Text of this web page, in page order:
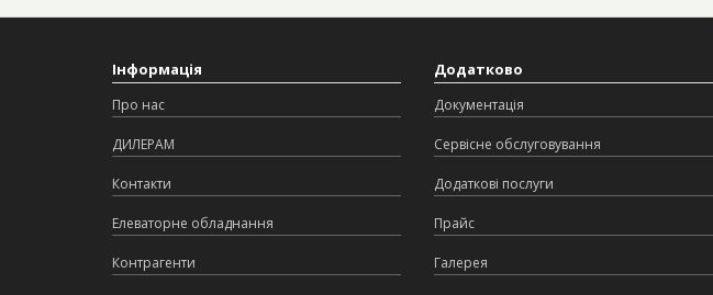
Інформація
Про нас
ДИЛЕРАМ
Контакти
Елеваторне обладнання
Контрагенти
Додатково
Документація
Сервісне обслуговування
Додаткові послуги
Прайс
Галерея